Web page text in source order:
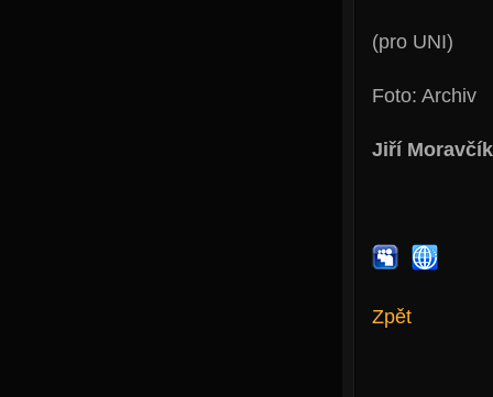
(pro UNI)
Foto: Archiv
Jiří Moravčík
Zpět